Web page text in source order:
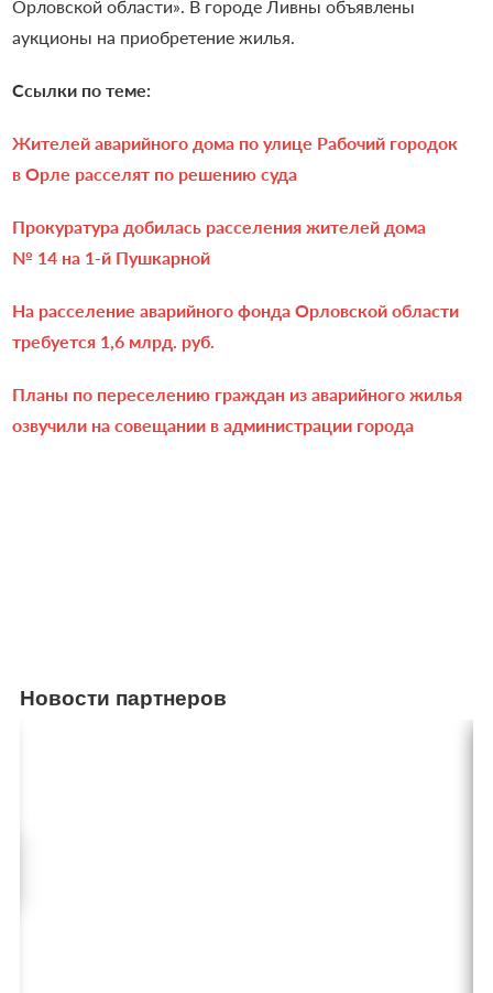
Орловской области». В городе Ливны объявлены
аукционы на приобретение жилья.
Ссылки по теме:
Жителей аварийного дома по улице Рабочий городок
в Орле расселят по решению суда
Прокуратура добилась расселения жителей дома
№ 14 на 1-й Пушкарной
На расселение аварийного фонда Орловской области
требуется 1,6 млрд. руб.
Планы по переселению граждан из аварийного жилья
озвучили на совещании в администрации города
Новости партнеров